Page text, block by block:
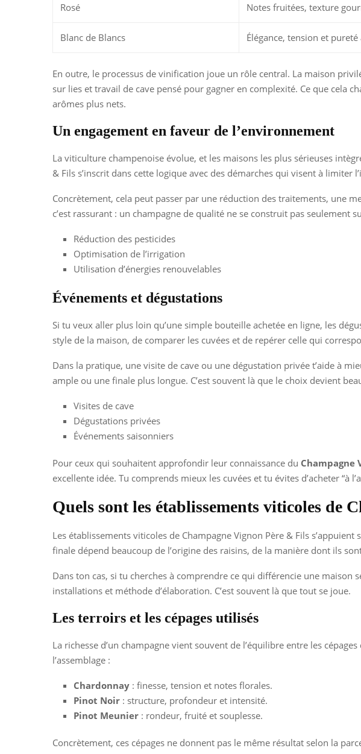
Rosé Notes fruitées, texture
Blanc de Blancs Élégance, tension et
En outre, le processus de vinification joue un rôle central. La maison
sur lies et travail de cave pensé pour gagner en complexité. Ce que cela
arômes plus nets.
Un engagement en faveur de l’environnement
La viticulture champenoise évolue, et les maisons les plus sérieuses
& Fils s’inscrit dans cette logique avec des démarches qui visent à
Concrètement, cela peut passer par une réduction des traitements, une
c’est rassurant : un champagne de qualité ne se construit pas seulement
Réduction des pesticides
Optimisation de l’irrigation
Utilisation d’énergies renouvelables
Événements et dégustations
Si tu veux aller plus loin qu’une simple bouteille achetée en ligne, les
style de la maison, de comparer les cuvées et de repérer celle qui
Dans la pratique, une visite de cave ou une dégustation privée t’aide à
ample ou une finale plus longue. C’est souvent là que le choix devient
Visites de cave
Dégustations privées
Événements saisonniers
Pour ceux qui souhaitent approfondir leur connaissance du Champagne
excellente idée. Tu comprends mieux les cuvées et tu évites d’acheter “à
Quels sont les établissements viticoles de
Les établissements viticoles de Champagne Vignon Père & Fils
finale dépend beaucoup de l’origine des raisins, de la manière dont ils
Dans ton cas, si tu cherches à comprendre ce qui différencie une maison
installations et méthode d’élaboration. C’est souvent là que tout se joue.
Les terroirs et les cépages utilisés
La richesse d’un champagne vient souvent de l’équilibre entre les
l’assemblage :
Chardonnay : finesse, tension et notes florales.
Pinot Noir : structure, profondeur et intensité.
Pinot Meunier : rondeur, fruité et souplesse.
Concrètement, ces cépages ne donnent pas le même résultat selon la